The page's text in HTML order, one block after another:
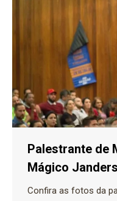
Palestrante de
Mágico
Confira as fotos da